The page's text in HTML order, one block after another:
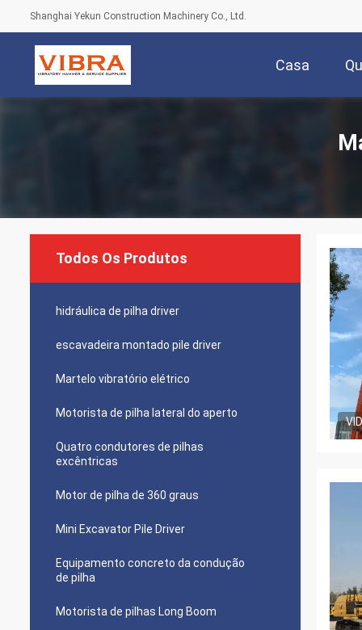
Shanghai Yekun Construction Machinery Co., Ltd.
Casa
Todos Os Produtos
hidráulica de pilha driver
escavadeira montado pile driver
Martelo vibratório elétrico
Motorista de pilha lateral do aperto
Quatro condutores de pilhas
excêntricas
Motor de pilha de 360 graus
Mini Excavator Pile Driver
Equipamento concreto da condução
de pilha
Motorista de pilhas Long Boom